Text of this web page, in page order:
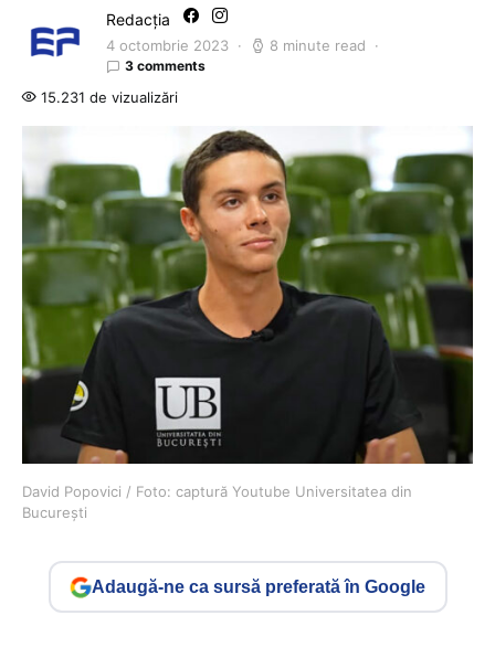
Redacția
4 octombrie 2023 8 minute read
3 comments
15.231 de vizualizări
David Popovici / Foto: captură Youtube Universitatea din
București
Adaugă-ne ca sursă preferată în Google